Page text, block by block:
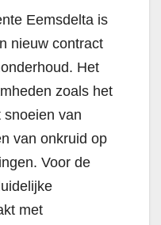
Eemsdelta is
nieuw contract
Het
zoals het
snoeien van
van onkruid op
Voor de
met